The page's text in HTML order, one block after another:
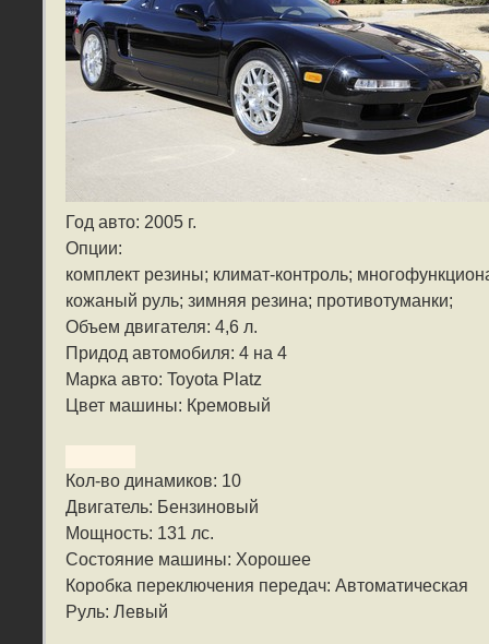
Год авто: 2005 г.
Опции:
комплект резины; климат-контроль;
кожаный руль; зимняя резина; противотуманки;
Объем двигателя: 4,6 л.
Придод автомобиля: 4 на 4
Марка авто: Toyota Platz
Цвет машины: Кремовый
Кол-во динамиков: 10
Двигатель: Бензиновый
Мощность: 131 лс.
Состояние машины: Хорошее
Коробка переключения передач: Автоматическая
Руль: Левый